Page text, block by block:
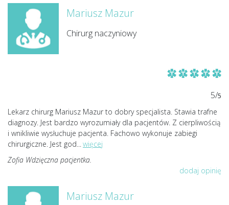
Mariusz Mazur
Chirurg naczyniowy
5/5
Lekarz chirurg Mariusz Mazur to dobry specjalista. Stawia trafne
diagnozy. Jest bardzo wyrozumiały dla pacjentów. Z cierpliwością
i wnikliwie wysłuchuje pacjenta. Fachowo wykonuje zabiegi
chirurgiczne. Jest god...więcej
Zofia Wdzięczna pacjentka.
dodaj opinię
Mariusz Mazur